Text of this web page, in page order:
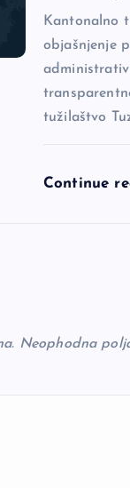
Kantonalno
objašnjenje
tužilaštvo
Continue
Neophodna